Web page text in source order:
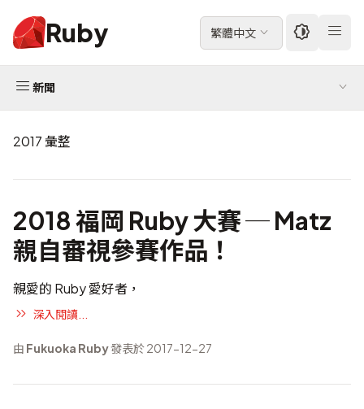
Ruby 繁體中文
新聞
2017 彙整
2018 福岡 Ruby 大賽 ─ Matz
親自審視參賽作品！
親愛的 Ruby 愛好者，
深入閱讀...
由 Fukuoka Ruby發表於 2017-12-27